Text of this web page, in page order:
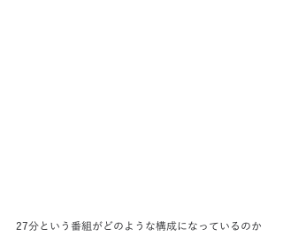
27分という番組がどのような構成になっているのか